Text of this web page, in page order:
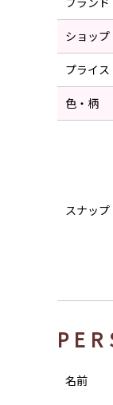
ショップ
プライス
色・柄
スナップ
名前